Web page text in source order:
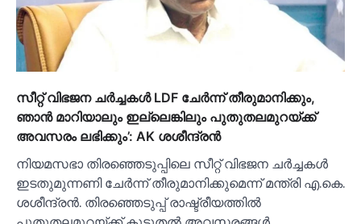
സീറ്റ് വിഭജന ചര്‍ച്ചകള്‍ LDF ചേര്‍ന്ന് തീരുമാനിക്കും,
ഞാൻ മാറിയാലും ഇല്ലെങ്കിലും പുതുതലമുറയ്ക്ക്
അവസരം ലഭിക്കും’: AK ശശീന്ദ്രൻ
നിയമസഭാ തിരഞ്ഞെടുപ്പിലെ സീറ്റ് വിഭജന ചർച്ചകള്‍
ഇടതുമുന്നണി ചേർന്ന് തീരുമാനിക്കുമെന്ന് മന്ത്രി എ.കെ.
ശശീന്ദ്രൻ. തിരഞ്ഞെടുപ്പ് രാഷ്ട്രീയത്തില്‍